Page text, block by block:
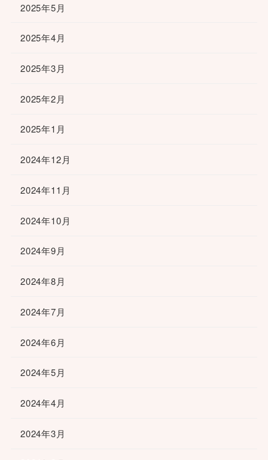
2025年5月
2025年4月
2025年3月
2025年2月
2025年1月
2024年12月
2024年11月
2024年10月
2024年9月
2024年8月
2024年7月
2024年6月
2024年5月
2024年4月
2024年3月